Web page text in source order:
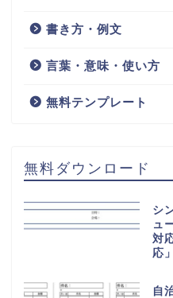
書き方・例文
言葉・意味・使い方
無料テンプレート
無料ダウンロード
シ
ュ
対
応
自